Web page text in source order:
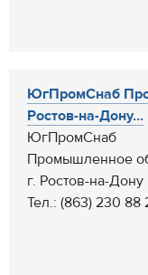
ЮгПромСнаб
Ростов-на-Дону...
ЮгПромСнаб
Промышленное
г. Ростов-на-Дону
Тел.: (863) 230 88